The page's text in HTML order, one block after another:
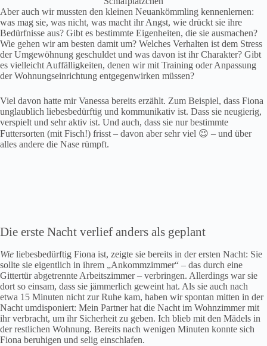
Aber auch wir mussten den kleinen Neuankömmling kennenlernen:
was mag sie, was nicht, was macht ihr Angst, wie drückt sie ihre
Bedürfnisse aus? Gibt es bestimmte Eigenheiten, die sie ausmachen?
Wie gehen wir am besten damit um? Welches Verhalten ist dem Stress
der Umgewöhnung geschuldet und was davon ist ihr Charakter? Gibt
es vielleicht Auffälligkeiten, denen wir mit Training oder Anpassung
der Wohnungseinrichtung entgegenwirken müssen?
Viel davon hatte mir Vanessa bereits erzählt. Zum Beispiel, dass Fiona
unglaublich liebesbedürftig und kommunikativ ist. Dass sie neugierig,
verspielt und sehr aktiv ist. Und auch, dass sie nur bestimmte
Futtersorten (mit Fisch!) frisst – davon aber sehr viel 😉 – und über
alles andere die Nase rümpft.
Die erste Nacht verlief anders als geplant
Wie liebesbedürftig Fiona ist, zeigte sie bereits in der ersten Nacht: Sie
sollte sie eigentlich in ihrem „Ankommzimmer“ – das durch eine
Gittertür abgetrennte Arbeitszimmer – verbringen. Allerdings war sie
dort so einsam, dass sie jämmerlich geweint hat. Als sie auch nach
etwa 15 Minuten nicht zur Ruhe kam, haben wir spontan mitten in der
Nacht umdisponiert: Mein Partner hat die Nacht im Wohnzimmer mit
ihr verbracht, um ihr Sicherheit zu geben. Ich blieb mit den Mädels in
der restlichen Wohnung. Bereits nach wenigen Minuten konnte sich
Fiona beruhigen und selig einschlafen.